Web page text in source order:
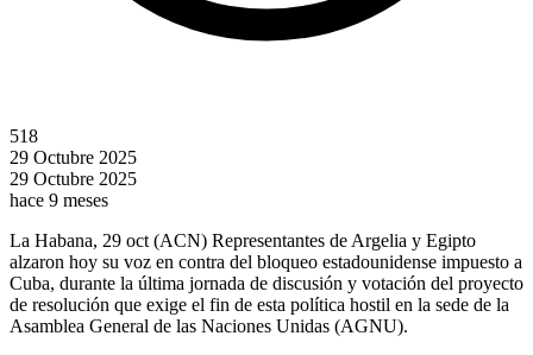
518
29 Octubre 2025
29 Octubre 2025
hace 9 meses
La Habana, 29 oct (ACN) Representantes de Argelia y Egipto
alzaron hoy su voz en contra del bloqueo estadounidense impuesto a
Cuba, durante la última jornada de discusión y votación del proyecto
de resolución que exige el fin de esta política hostil en la sede de la
Asamblea General de las Naciones Unidas (AGNU).